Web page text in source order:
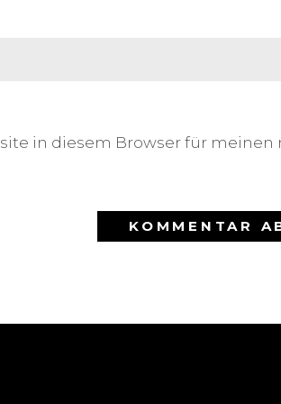
in diesem Browser für meinen